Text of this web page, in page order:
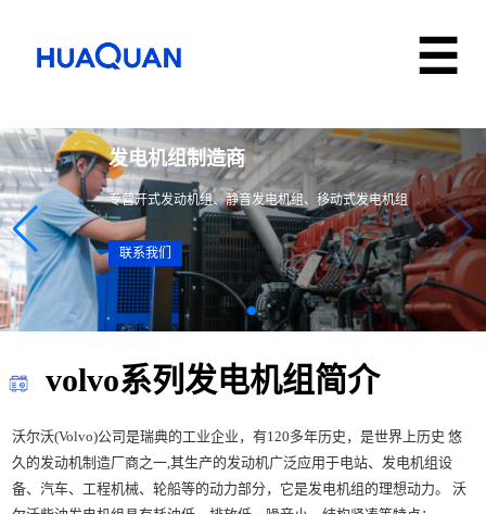
发电机组制造商
专营开式发动机组、静音发电机组、移动式发电机组
联系我们
volvo系列发电机组简介
沃尔沃(Volvo)公司是瑞典的工业企业，有120多年历史，是世界上历史 悠
久的发动机制造厂商之一,其生产的发动机广泛应用于电站、发电机组设
备、汽车、工程机械、轮船等的动力部分，它是发电机组的理想动力。 沃